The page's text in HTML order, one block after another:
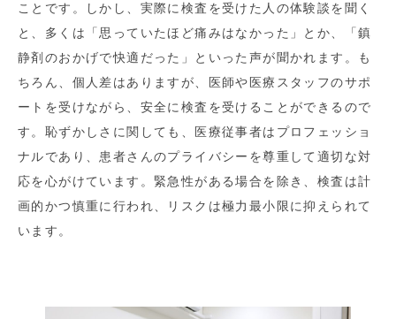
ことです。しかし、実際に検査を受けた人の体験談を聞く
と、多くは「思っていたほど痛みはなかった」とか、「鎮
静剤のおかげで快適だった」といった声が聞かれます。も
ちろん、個人差はありますが、医師や医療スタッフのサポ
ートを受けながら、安全に検査を受けることができるので
す。恥ずかしさに関しても、医療従事者はプロフェッショ
ナルであり、患者さんのプライバシーを尊重して適切な対
応を心がけています。緊急性がある場合を除き、検査は計
画的かつ慎重に行われ、リスクは極力最小限に抑えられて
います。